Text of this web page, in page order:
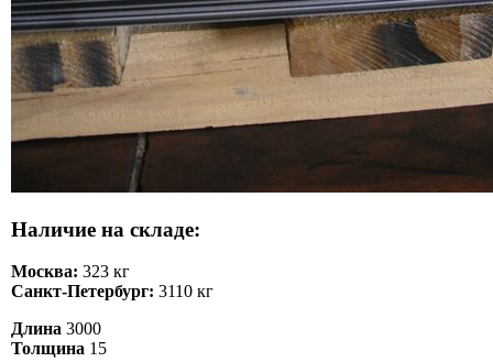
Наличие на складе:
Москва: 323 кг
Санкт-Петербург: 3110 кг
Длина 3000
Толщина 15